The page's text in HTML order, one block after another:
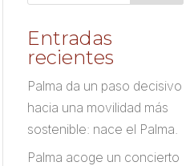
Entradas
recientes
Palma da un paso decisivo
hacia una movilidad más
sostenible: nace el Palma.
Palma acoge un concierto